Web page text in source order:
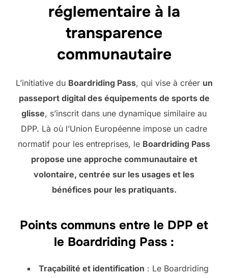
réglementaire à la
transparence
communautaire
L’initiative du Boardriding Pass, qui vise à créer un
passeport digital des équipements de sports de
glisse, s’inscrit dans une dynamique similaire au
DPP. Là où l’Union Européenne impose un cadre
normatif pour les entreprises, le Boardriding Pass
propose une approche communautaire et
volontaire, centrée sur les usages et les
bénéfices pour les pratiquants.
Points communs entre le DPP et
le Boardriding Pass :
Traçabilité et identification : Le Boardriding